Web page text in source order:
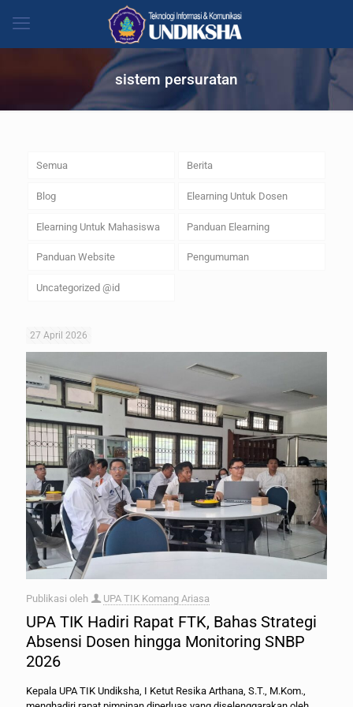
sistem persuratan
Semua Berita
Blog Elearning Untuk Dosen
Elearning Untuk Mahasiswa Panduan Elearning
Panduan Website Pengumuman
Uncategorized @id
27 April 2026
Publikasi oleh UPA TIK Komang Ariasa
UPA TIK Hadiri Rapat FTK, Bahas Strategi
Absensi Dosen hingga Monitoring SNBP
2026
Kepala UPA TIK Undiksha, I Ketut Resika Arthana, S.T., M.Kom.,